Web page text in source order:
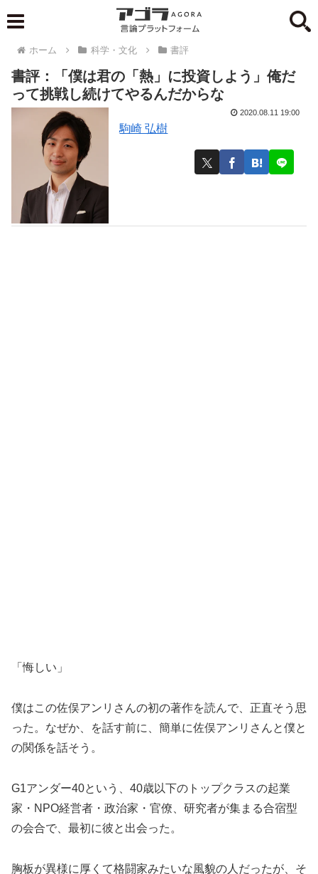
ホーム 科学・文化 書評
書評：「僕は君の「熱」に投資しよう」俺だ
って挑戦し続けてやるんだからな
駒崎 弘樹
2020.08.11 19:00
「悔しい」
僕はこの佐俣アンリさんの初の著作を読んで、正直そう思
った。なぜか、を話す前に、簡単に佐俣アンリさんと僕と
の関係を話そう。
G1アンダー40という、40歳以下のトップクラスの起業
家・NPO経営者・政治家・官僚、研究者が集まる合宿型
の会合で、最初に彼と出会った。
胸板が異様に厚くて格闘家みたいな風貌の人だったが、そ